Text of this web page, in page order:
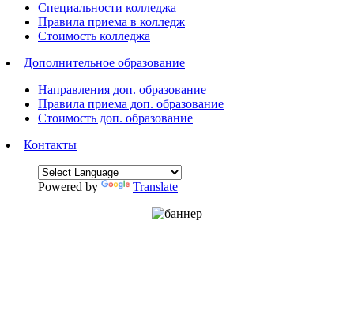
Специальности колледжа
Правила приема в колледж
Стоимость колледжа
Дополнительное образование
Направления доп. образование
Правила приема доп. образование
Стоимость доп. образование
Контакты
Powered by Translate